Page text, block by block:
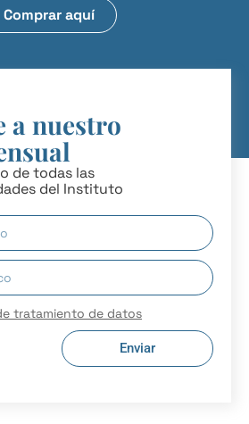
Comprar aquí
a nuestro
de todas las
del Instituto
tratamiento de datos
Enviar